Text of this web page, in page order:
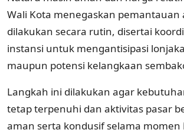
Wali Kota menegaskan pemantauan
dilakukan secara rutin, disertai
instansi untuk mengantisipasi
maupun potensi kelangkaan
Langkah ini dilakukan agar
tetap terpenuhi dan aktivitas pasar
aman serta kondusif selama momen